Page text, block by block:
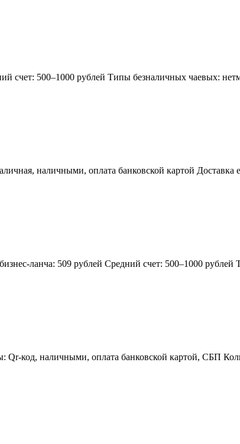
счет: 500–1000 рублей Типы безналичных чаевых:
наличными, оплата банковской картой
ланча: 509 рублей Средний счет: 500–1000
код, наличными, оплата банковской картой, СБП